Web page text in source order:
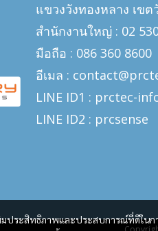
ประสิทธิภาพและประสบการณ์ที่ดีในก
แขวงวังทองหลาง เขต
สำนักงานใหญ่ : 02
มือถือ : 086 360 8600
อีเมล :
LINE ID1 : prctec-
LINE ID2 : prcsense